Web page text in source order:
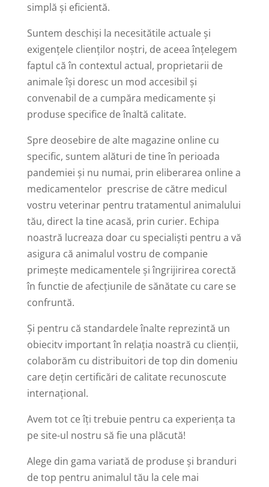
simplă şi eficientă.
Suntem deschişi la necesitătile actuale şi
exigenţele clienţilor noştri, de aceea înţelegem
faptul că în contextul actual, proprietarii de
animale își doresc un mod accesibil și
convenabil de a cumpăra medicamente şi
produse specifice de înaltă calitate.
Spre deosebire de alte magazine online cu
specific, suntem alături de tine în perioada
pandemiei şi nu numai, prin eliberarea online a
medicamentelor prescrise de către medicul
vostru veterinar pentru tratamentul animalului
tău, direct la tine acasă, prin curier. Echipa
noastră lucreaza doar cu specialiști pentru a vă
asigura că animalul vostru de companie
primește medicamentele și îngrijirirea corectă
în functie de afecţiunile de sănătate cu care se
confruntă.
Şi pentru că standardele înalte reprezintă un
obiecitv important în relaţia noastră cu clienţii,
colaborăm cu distribuitori de top din domeniu
care deţin certificări de calitate recunoscute
internaţional.
Avem tot ce îţi trebuie pentru ca experienţa ta
pe site-ul nostru să fie una plăcută!
Alege din gama variată de produse şi branduri
de top pentru animalul tău la cele mai